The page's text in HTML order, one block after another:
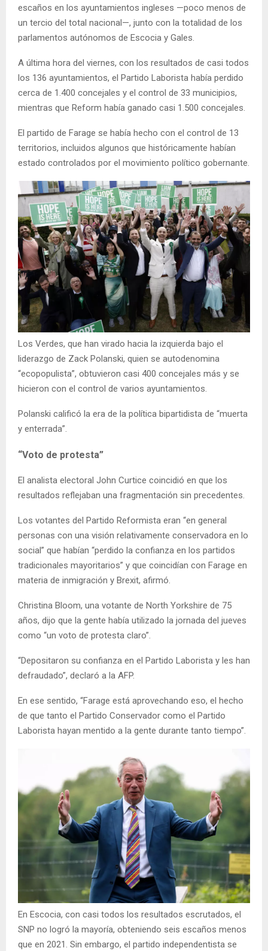
escaños en los ayuntamientos ingleses —poco menos de
un tercio del total nacional—, junto con la totalidad de los
parlamentos autónomos de Escocia y Gales.
A última hora del viernes, con los resultados de casi todos
los 136 ayuntamientos, el Partido Laborista había perdido
cerca de 1.400 concejales y el control de 33 municipios,
mientras que Reform había ganado casi 1.500 concejales.
El partido de Farage se había hecho con el control de 13
territorios, incluidos algunos que históricamente habían
estado controlados por el movimiento político gobernante.
Los Verdes, que han virado hacia la izquierda bajo el
liderazgo de Zack Polanski, quien se autodenomina
“ecopopulista”, obtuvieron casi 400 concejales más y se
hicieron con el control de varios ayuntamientos.
Polanski calificó la era de la política bipartidista de “muerta
y enterrada”.
“Voto de protesta”
El analista electoral John Curtice coincidió en que los
resultados reflejaban una fragmentación sin precedentes.
Los votantes del Partido Reformista eran “en general
personas con una visión relativamente conservadora en lo
social” que habían “perdido la confianza en los partidos
tradicionales mayoritarios” y que coincidían con Farage en
materia de inmigración y Brexit, afirmó.
Christina Bloom, una votante de North Yorkshire de 75
años, dijo que la gente había utilizado la jornada del jueves
como “un voto de protesta claro”.
“Depositaron su confianza en el Partido Laborista y les han
defraudado”, declaró a la AFP.
En ese sentido, “Farage está aprovechando eso, el hecho
de que tanto el Partido Conservador como el Partido
Laborista hayan mentido a la gente durante tanto tiempo”.
En Escocia, con casi todos los resultados escrutados, el
SNP no logró la mayoría, obteniendo seis escaños menos
que en 2021. Sin embargo, el partido independentista se